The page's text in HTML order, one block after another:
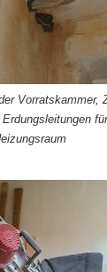
Vorratskammer,